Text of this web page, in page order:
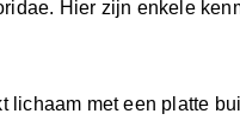
Hier zijn enkele
met een platte